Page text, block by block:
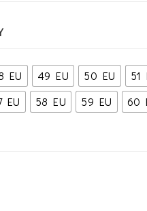
EU 49 EU 50 EU 51
EU 58 EU 59 EU 60